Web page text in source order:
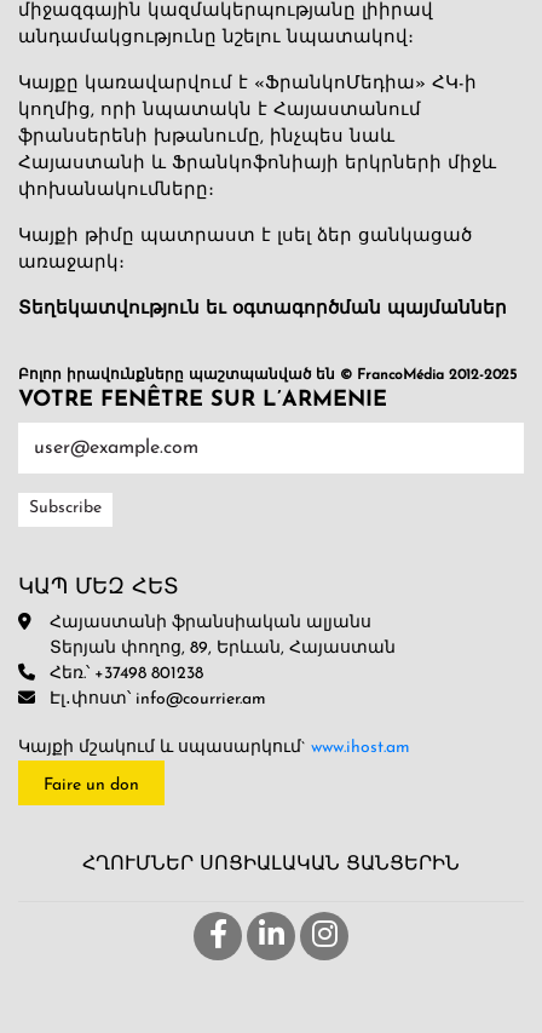
միջազգային կազմակերպությանը լիիրավ
անդամակցությունը նշելու նպատակով։
Կայքը կառավարվում է «ՖրանկոՄեդիա» ՀԿ-ի
կողմից, որի նպատակն է Հայաստանում
ֆրանսերենի խթանումը, ինչպես նաև
Հայաստանի և Ֆրանկոֆոնիայի երկրների միջև
փոխանակումները։
Կայքի թիմը պատրաստ է լսել ձեր ցանկացած
առաջարկ։
Տեղեկատվություն եւ օգտագործման պայմաններ
Բոլոր իրավունքները պաշտպանված են © FrancoMédia 2012-2025
VOTRE FENÊTRE SUR L’ARMENIE
ԿԱՊ ՄԵԶ ՀԵՏ
Հայաստանի ֆրանսիական ալյանս
Տերյան փողոց, 89, Երևան, Հայաստան
Հեռ.՝ +37498 801238
Էլ․փոստ՝ info@courrier.am
Կայքի մշակում և սպասարկում` www.ihost.am
Faire un don
ՀՂՈՒՄՆԵՐ ՍՈՑԻԱԼԱԿԱՆ ՑԱՆՑԵՐԻՆ